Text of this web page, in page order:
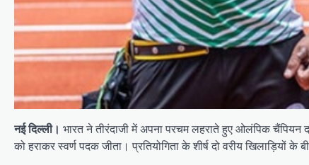
नई दिल्ली। भारत ने तीरंदाजी में अपना परचम लहराते हुए ओलंपिक चैंपियन
को हराकर स्वर्ण पदक जीता। प्रतियोगिता के शीर्ष दो वरीय खिलाड़ियों के